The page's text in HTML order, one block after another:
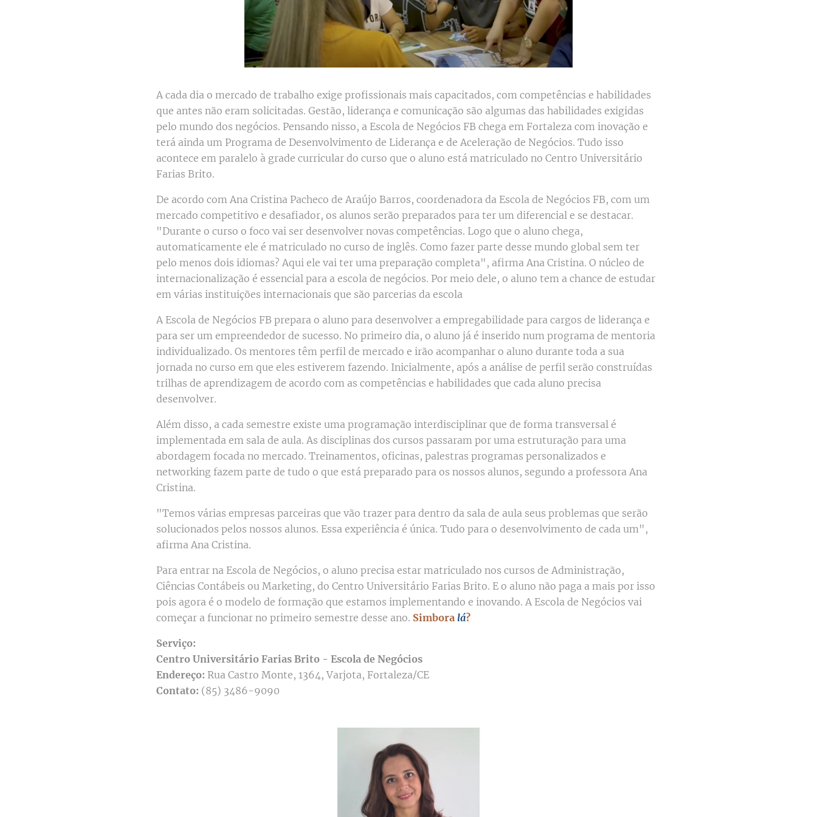
A cada dia o mercado de trabalho exige profissionais mais capacitados, com competências e habilidades
que antes não eram solicitadas. Gestão, liderança e comunicação são algumas das habilidades exigidas
pelo mundo dos negócios. Pensando nisso, a Escola de Negócios FB chega em Fortaleza com inovação e
terá ainda um Programa de Desenvolvimento de Liderança e de Aceleração de Negócios. Tudo isso
acontece em paralelo à grade curricular do curso que o aluno está matriculado no Centro Universitário
Farias Brito.
De acordo com Ana Cristina Pacheco de Araújo Barros, coordenadora da Escola de Negócios FB, com um
mercado competitivo e desafiador, os alunos serão preparados para ter um diferencial e se destacar.
"Durante o curso o foco vai ser desenvolver novas competências. Logo que o aluno chega,
automaticamente ele é matriculado no curso de inglês. Como fazer parte desse mundo global sem ter
pelo menos dois idiomas? Aqui ele vai ter uma preparação completa", afirma Ana Cristina. O núcleo de
internacionalização é essencial para a escola de negócios. Por meio dele, o aluno tem a chance de estudar
em várias instituições internacionais que são parcerias da escola
A Escola de Negócios FB prepara o aluno para desenvolver a empregabilidade para cargos de liderança e
para ser um empreendedor de sucesso. No primeiro dia, o aluno já é inserido num programa de mentoria
individualizado. Os mentores têm perfil de mercado e irão acompanhar o aluno durante toda a sua
jornada no curso em que eles estiverem fazendo. Inicialmente, após a análise de perfil serão construídas
trilhas de aprendizagem de acordo com as competências e habilidades que cada aluno precisa
desenvolver.
Além disso, a cada semestre existe uma programação interdisciplinar que de forma transversal é
implementada em sala de aula. As disciplinas dos cursos passaram por uma estruturação para uma
abordagem focada no mercado. Treinamentos, oficinas, palestras programas personalizados e
networking fazem parte de tudo o que está preparado para os nossos alunos, segundo a professora Ana
Cristina.
"Temos várias empresas parceiras que vão trazer para dentro da sala de aula seus problemas que serão
solucionados pelos nossos alunos. Essa experiência é única. Tudo para o desenvolvimento de cada um",
afirma Ana Cristina.
Para entrar na Escola de Negócios, o aluno precisa estar matriculado nos cursos de Administração,
Ciências Contábeis ou Marketing, do Centro Universitário Farias Brito. E o aluno não paga a mais por isso
pois agora é o modelo de formação que estamos implementando e inovando. A Escola de Negócios vai
começar a funcionar no primeiro semestre desse ano. Simbora lá?
Serviço:
Centro Universitário Farias Brito - Escola de Negócios
Endereço: Rua Castro Monte, 1364, Varjota, Fortaleza/CE
Contato: (85) 3486-9090